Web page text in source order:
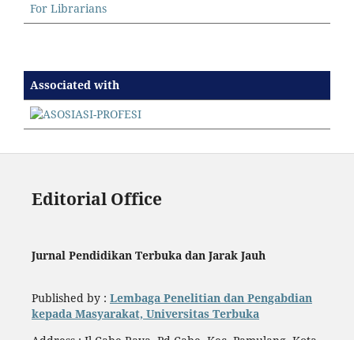
For Librarians
Associated with
Editorial Office
Jurnal Pendidikan Terbuka dan Jarak Jauh
Published by : Lembaga Penelitian dan Pengabdian
kepada Masyarakat, Universitas Terbuka